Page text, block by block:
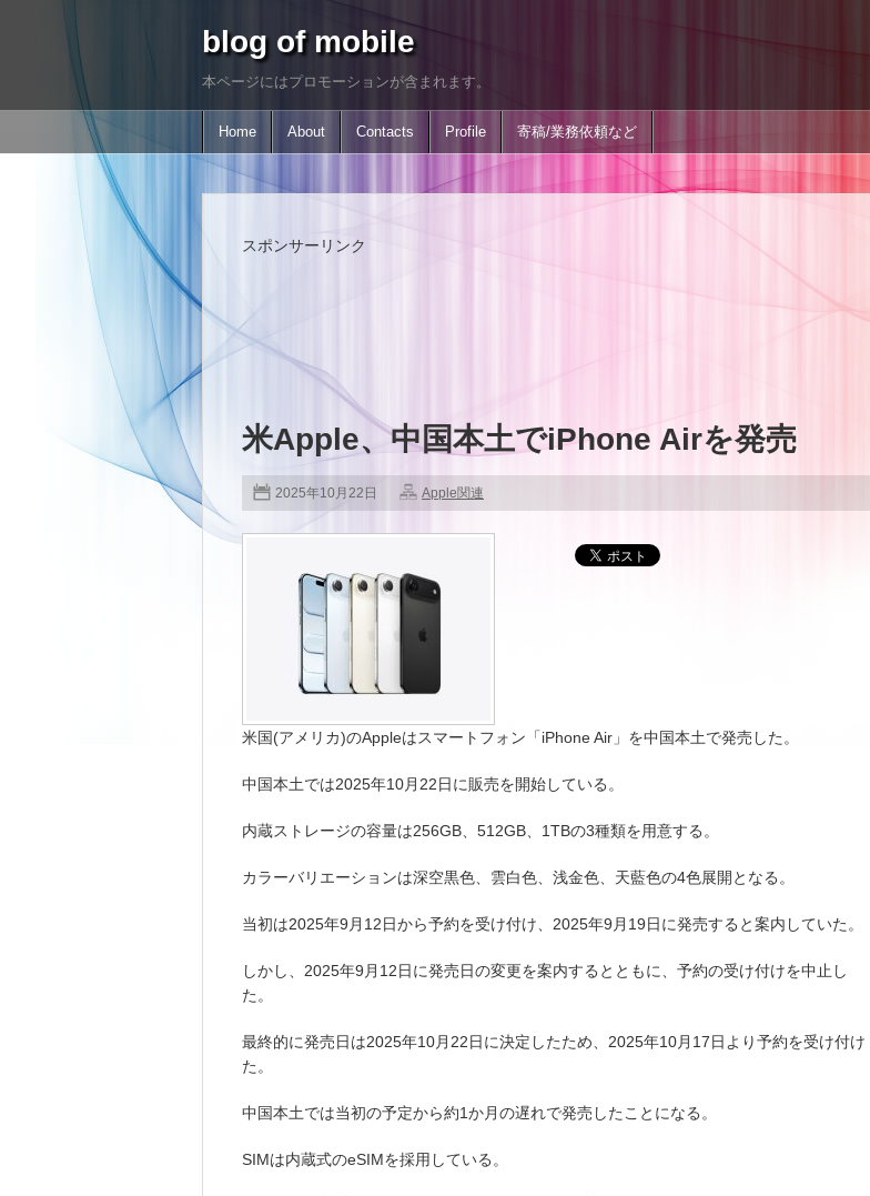
blog of mobile
本ページにはプロモーションが含まれます。
Home About Contacts Profile 寄稿/業務依頼など
スポンサーリンク
米Apple、中国本土でiPhone Airを発売
2025年10月22日 Apple関連
米国(アメリカ)のAppleはスマートフォン「iPhone Air」を中国本土で発売した。
中国本土では2025年10月22日に販売を開始している。
内蔵ストレージの容量は256GB、512GB、1TBの3種類を用意する。
カラーバリエーションは深空黒色、雲白色、浅金色、天藍色の4色展開となる。
当初は2025年9月12日から予約を受け付け、2025年9月19日に発売すると案内していた。
しかし、2025年9月12日に発売日の変更を案内するとともに、予約の受け付けを中止し
た。
最終的に発売日は2025年10月22日に決定したため、2025年10月17日より予約を受け付け
た。
中国本土では当初の予定から約1か月の遅れで発売したことになる。
SIMは内蔵式のeSIMを採用している。